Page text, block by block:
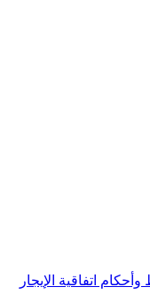
اتفاقية الإيجار